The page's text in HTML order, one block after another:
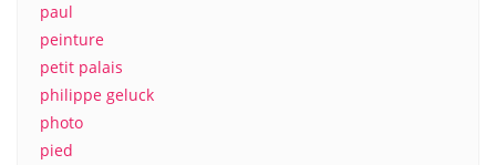
paul
peinture
petit palais
philippe geluck
photo
pied